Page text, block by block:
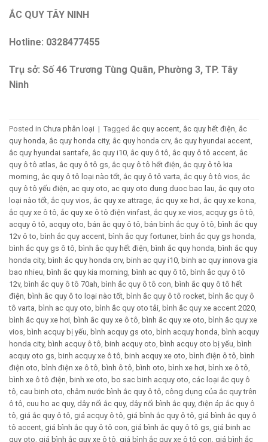
ẮC QUY TÂY NINH
Hotline: 0328477455
Trụ sở: Số 46 Trương Tùng Quân, Phường 3, TP. Tây
Ninh
Posted in Chưa phân loại | Tagged ắc quy accent, ắc quy hết điện, ắc
quy honda, ắc quy honda city, ắc quy honda crv, ắc quy hyundai accent,
ắc quy hyundai santafe, ắc quy i10, ắc quy ô tô, ắc quy ô tô accent, ắc
quy ô tô atlas, ắc quy ô tô gs, ắc quy ô tô hết điện, ắc quy ô tô kia
morning, ắc quy ô tô loại nào tốt, ắc quy ô tô varta, ắc quy ô tô vios, ắc
quy ô tô yếu điện, ac quy oto, ac quy oto dung duoc bao lau, ắc quy oto
loại nào tốt, ắc quy vios, ắc quy xe attrage, ắc quy xe hơi, ắc quy xe kona,
ắc quy xe ô tô, ắc quy xe ô tô điện vinfast, ắc quy xe vios, acquy gs ô tô,
acquy ô tô, acquy oto, bán ắc quy ô tô, bán bình ắc quy ô tô, bình ắc quy
12v ô to, bình ắc quy accent, bình ắc quy fortuner, bình ắc quy gs honda,
bình ắc quy gs ô tô, bình ắc quy hết điện, bình ắc quy honda, bình ắc quy
honda city, bình ắc quy honda crv, binh ac quy i10, binh ac quy innova gia
bao nhieu, bình ắc quy kia morning, bình ac quy ô tô, bình ắc quy ô tô
12v, bình ắc quy ô tô 70ah, bình ắc quy ô tô con, bình ắc quy ô tô hết
điện, bình ắc quy ô to loại nào tốt, bình ắc quy ô tô rocket, bình ắc quy ô
tô varta, bình ac quy oto, bình ắc quy oto tải, bình ắc quy xe accent 2020,
bình ắc quy xe hơi, bình ắc quy xe ô tô, bình ắc quy xe oto, bình ắc quy xe
vios, bình acquy bị yếu, bình acquy gs oto, bình acquy honda, bình acquy
honda city, bình acquy ô tô, binh acquy oto, bình acquy oto bị yếu, bình
acquy oto gs, binh acquy xe ô tô, binh acquy xe oto, bình điện ô tô, bình
điện oto, bình điện xe ô tô, bình ô tô, bình oto, bình xe hơi, bình xe ô tô,
bình xe ô tô điện, binh xe oto, bo sac binh acquy oto, các loại ắc quy ô
tô, cau binh oto, châm nước bình ắc quy ô tô, công dụng của ắc quy trên
ô tô, cuu ho ac quy, dây nối ắc quy, dây nối bình ắc quy, điện áp ắc quy ô
tô, giá ắc quy ô tô, giá acquy ô tô, giá bình ắc quy ô tô, giá bình ắc quy ô
tô accent, giá bình ắc quy ô tô con, giá bình ắc quy ô tô gs, giá binh ac
quy oto, giá bình ắc quy xe ô tô, giá bình ắc quy xe ô tô con, giá bình ắc